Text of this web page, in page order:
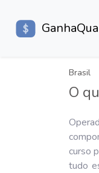
Brasil
O
curso
tudo